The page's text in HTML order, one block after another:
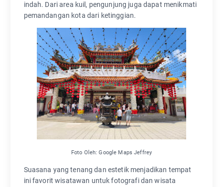
indah. Dari area kuil, pengunjung juga dapat menikmati
pemandangan kota dari ketinggian.
Foto Oleh: Google Maps Jeffrey
Suasana yang tenang dan estetik menjadikan tempat
ini favorit wisatawan untuk fotografi dan wisata